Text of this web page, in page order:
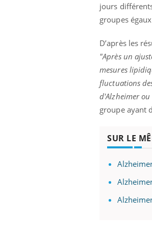
jours
groupes
D’après les
"Après un
mesures
fluctuations
d'Alzheimer ou
groupe ayant
SUR LE